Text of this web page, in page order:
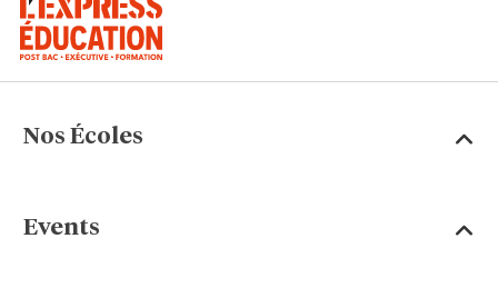
Nos Écoles
Events